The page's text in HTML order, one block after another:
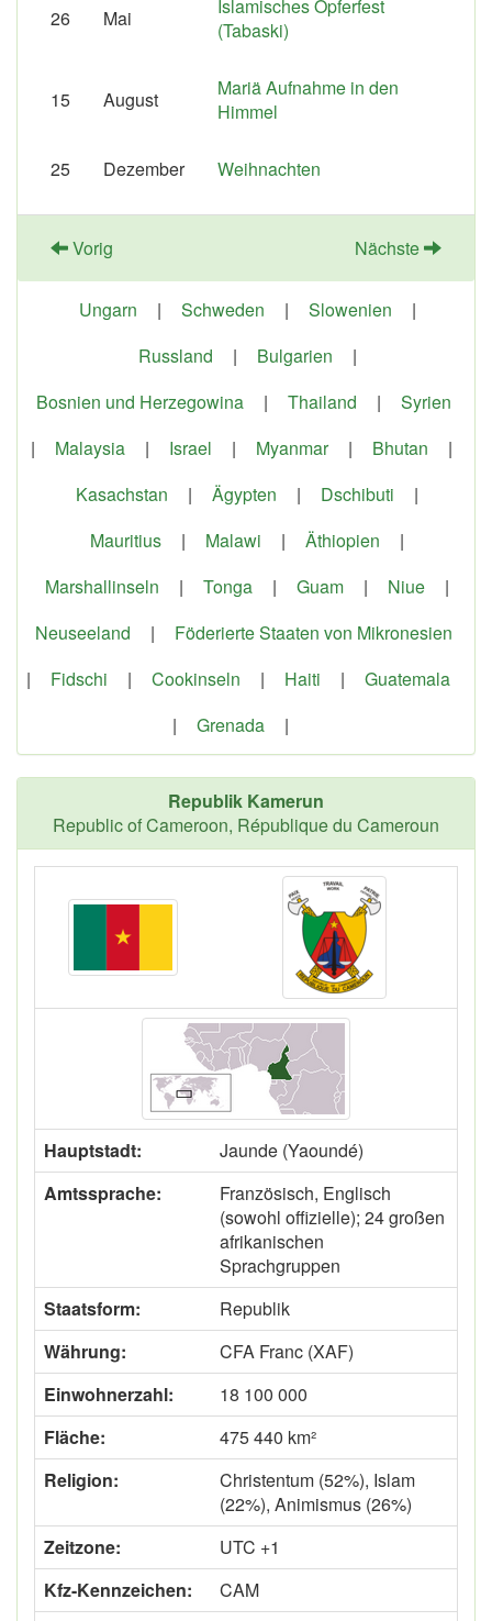
26 Mai
Islamisches Opferfest
(Tabaski)
15 August
Mariä Aufnahme in den
Himmel
25 Dezember Weihnachten
Vorig Nächste
Ungarn | Schweden | Slowenien
|
Russland
| Bulgarien
|
Bosnien und Herzegowina
| Thailand |
Syrien
|
Malaysia | Israel | Myanmar | Bhutan
|
Kasachstan
| Ägypten | Dschibuti
|
Mauritius
| Malawi | Äthiopien
|
Marshallinseln
| Tonga | Guam | Niue
|
Neuseeland
|
Föderierte Staaten von Mikronesien
|
Fidschi | Cookinseln | Haiti |
Guatemala
|
Grenada |
Republik Kamerun
Republic of Cameroon, République du Cameroun
Hauptstadt:
Jaunde (Yaoundé)
Amtssprache:
Französisch, Englisch
(sowohl offizielle); 24 großen
afrikanischen
Sprachgruppen
Staatsform:
Republik
Währung:
CFA Franc (XAF)
Einwohnerzahl:
18 100 000
Fläche:
475 440 km²
Religion:
Christentum (52%), Islam
(22%), Animismus (26%)
Zeitzone:
UTC +1
Kfz-Kennzeichen:
CAM